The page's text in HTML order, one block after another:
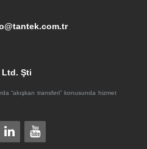
Ltd. Şti
“akışkan transferi” konusunda hizmet